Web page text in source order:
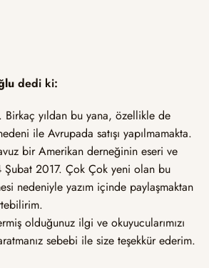
dedi ki:
Birkaç yıldan bu yana, özellikle de
ile Avrupada satışı yapılmamakta.
bir Amerikan derneğinin eseri ve
Şubat 2017. Çok Çok yeni olan bu
nedeniyle yazım içinde paylaşmaktan
olduğunuz ilgi ve okuyucularımızı
sebebi ile size teşekkür ederim.